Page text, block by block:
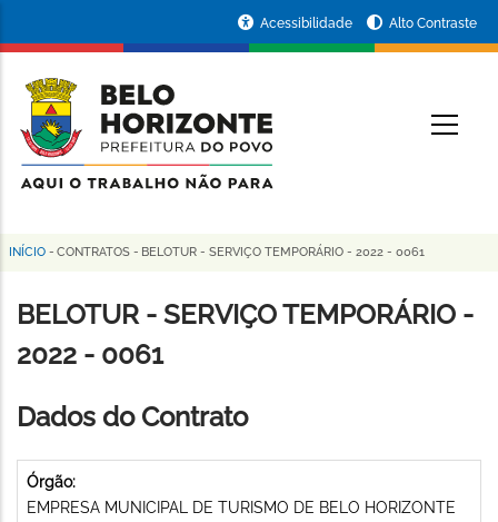
conteúdo
principal
da
Prefeitura
de
Horizonte
Acessibilidade Alto Contraste
Trilha
de
navegação
INÍCIO - CONTRATOS - BELOTUR - SERVIÇO TEMPORÁRIO - 2022 - 0061
BELOTUR - SERVIÇO TEMPORÁRIO -
2022 - 0061
Dados do Contrato
Órgão:
EMPRESA MUNICIPAL DE TURISMO DE BELO HORIZONTE